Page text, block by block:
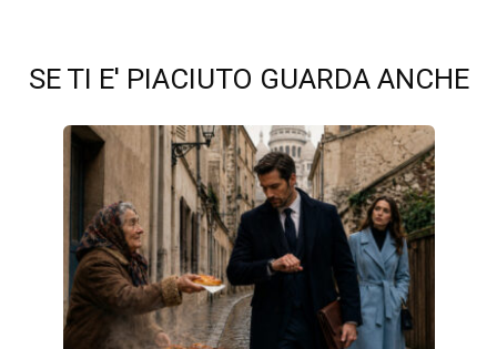
SE TI E' PIACIUTO GUARDA ANCHE